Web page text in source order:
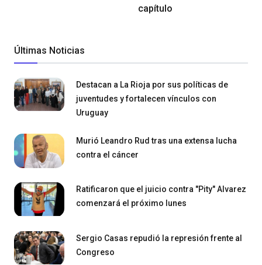
capítulo
Últimas Noticias
Destacan a La Rioja por sus políticas de
juventudes y fortalecen vínculos con
Uruguay
Murió Leandro Rud tras una extensa lucha
contra el cáncer
Ratificaron que el juicio contra "Pity" Alvarez
comenzará el próximo lunes
Sergio Casas repudió la represión frente al
Congreso